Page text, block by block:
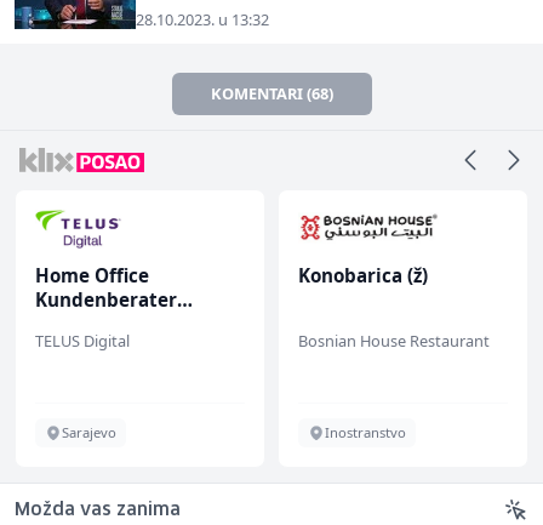
28.10.2023. u 13:32
KOMENTARI (68)
Home Office
Kundenberater
renommiertes
TELUS Digital
Sarajevo
Konobarica (ž)
Bosnian House Restaurant
Inostranstvo
Možda vas zanima